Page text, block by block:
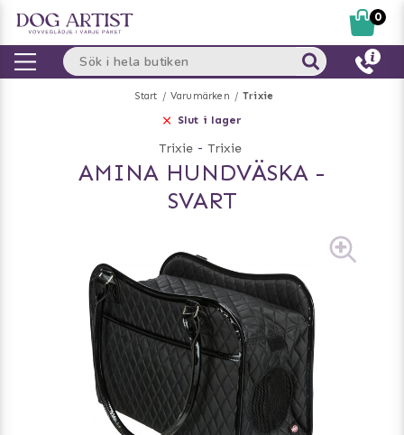
Start Varumärken Trixie
Slut i lager
Trixie - Trixie
AMINA HUNDVÄSKA -
SVART
0